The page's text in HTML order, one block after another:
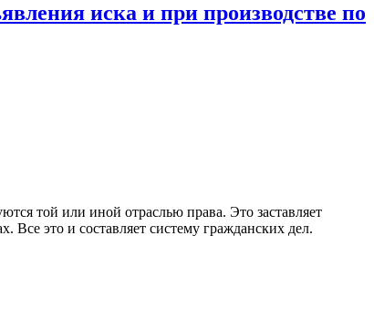
иска и при производстве по
той или иной отраслью права. Это заставляет
Все это и составляет систему гражданских дел.